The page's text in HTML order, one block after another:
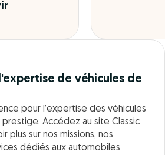
de véhicules de
pour l’expertise des véhicules
Accédez au site Classic
plus sur nos missions, nos
dédiés aux automobiles